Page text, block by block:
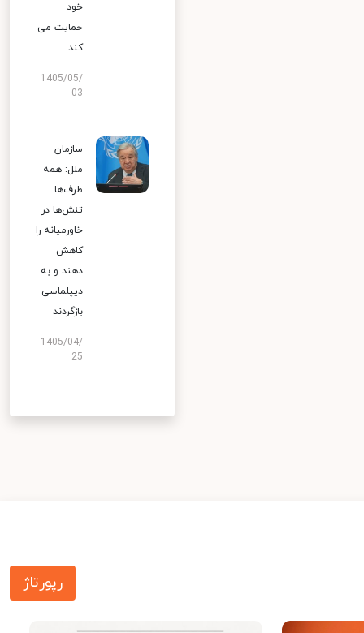
خود
حمایت می
کند
1405/05/
03
سازمان
ملل: همه
طرف‌ها
تنش‌ها در
خاورمیانه را
کاهش
دهند و به
دیپلماسی
بازگردند
1405/04/
25
رپورتاژ